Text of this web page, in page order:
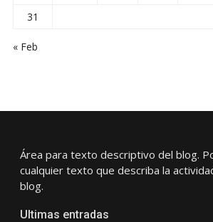
31
« Feb
Área para texto descriptivo del blog.
cualquier texto que describa la
blog.
Ultimas entradas